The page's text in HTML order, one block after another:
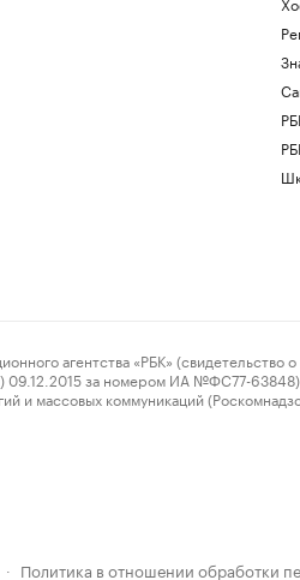
агентства «РБК» (свидетельство о
за номером ИА №ФС77-63848)
и массовых коммуникаций
· Политика в отношении обработки